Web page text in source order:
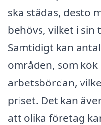
ska städas, desto
behövs, vilket i sin
Samtidigt kan
områden, som
arbetsbördan,
priset. Det kan
att olika företag